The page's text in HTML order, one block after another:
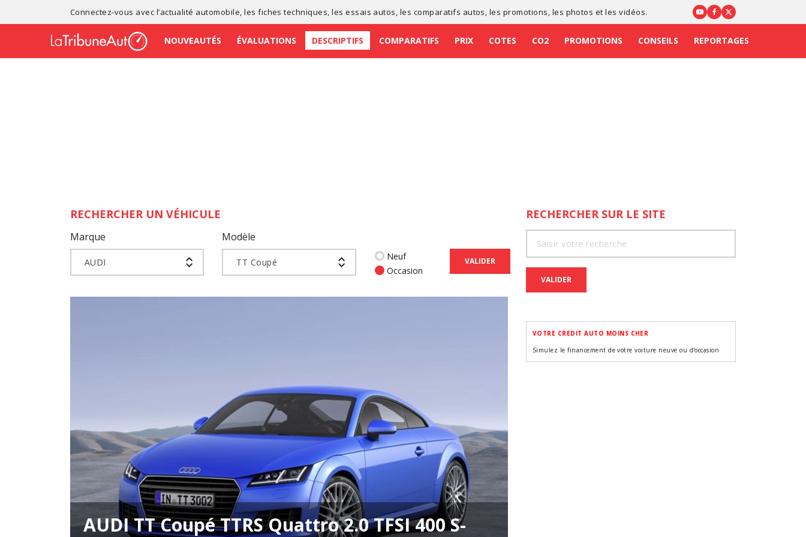
Connectez-vous avec l’actualité automobile , lesfiches techniques , lesessais autos , les comparatifs autos , les promotions , les photos et les vidéos.
NOUVEAUTÉS ÉVALUATIONS DESCRIPTIFS COMPARATIFS PRIX COTES CO2 PROMOTIONS CONSEILS REPORTAGES
RECHERCHER UN VÉHICULE
Marque
AUDI
Modèle
TT Coupé
Neuf
Occasion
VALIDER
AUDI TT Coupé TTRS Quattro 2.0 TFSI 400 S-
RECHERCHER SUR LE SITE
VALIDER
VOTRE CREDIT AUTO MOINS CHER
Simulez le financement de votre voiture neuve ou d'occasion